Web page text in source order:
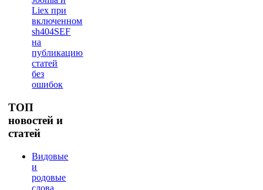
Liex при
включенном
sh404SEF
на
публикацию
статей
без
ошибок
ТОП
новостей и
статей
Видовые
и
родовые
слова